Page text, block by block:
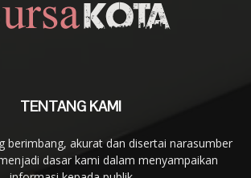
TENTANG KAMI
berimbang, akurat dan disertai narasumber
dasar kami dalam menyampaikan